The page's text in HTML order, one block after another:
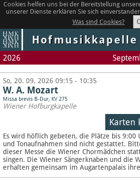
Cookies helfen uns bei der Bereitstellung
unserer Dienste erklären Sie sich
Was sind Cookies?
Hofmusikkapelle
2026
So, 20. 09. 2026 09:15 - 10:35
W. A. Mozart
Missa brevis B-Dur, KV 275
Wiener Hofburgkapelle
Karten
Es wird höflich gebeten, die Plätze bis
und Tonaufnahmen sind nicht gestattet.
dieser Messe die Wiener Chormädchen
singen. Die Wiener Sängerknaben und die
erhalten gemeinsam im Augartenpalais